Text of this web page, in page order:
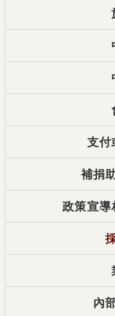
支付
補捐
政策宣導
內